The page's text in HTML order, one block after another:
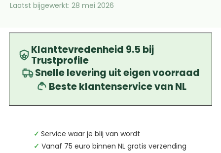
Laatst bijgewerkt: 28 mei 2026
Klanttevredenheid 9.5 bij
Trustprofile
Snelle levering uit eigen voorraad
Beste klantenservice van NL
✓ Service waar je blij van wordt
✓ Vanaf 75 euro binnen NL gratis verzending